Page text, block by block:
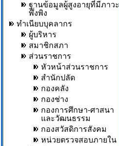
ฐานข้อมูลผู้สูงอายุที่มีภาวะ
พึ่งพิง
ทำเนียบบุคลากร
ผู้บริหาร
สมาชิกสภา
ส่วนราชการ
หัวหน้าส่วนราชการ
สำนักปลัด
กองคลัง
กองช่าง
กองการศึกษา-ศาสนา
และวัฒนธรรม
กองสวัสดิการสังคม
หน่วยตรวจสอบภายใน